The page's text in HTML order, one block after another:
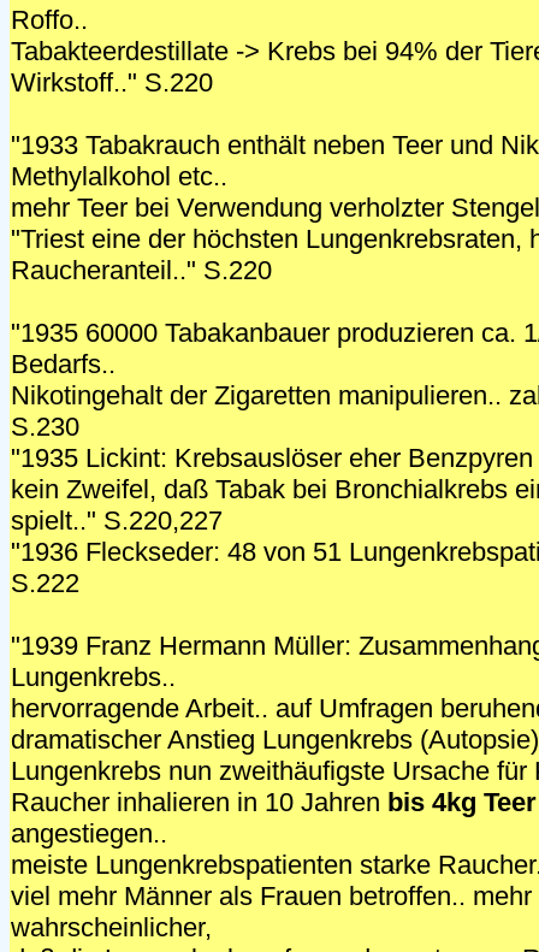
Roffo..
Tabakteerdestillate -> Krebs bei 94% der
Wirkstoff.." S.220
"1933 Tabakrauch enthält neben Teer und
Methylalkohol etc..
mehr Teer bei Verwendung verholzter
"Triest eine der höchsten Lungenkrebsraten,
Raucheranteil.." S.220
"1935 60000 Tabakanbauer produzieren ca.
Bedarfs..
Nikotingehalt der Zigaretten manipulieren..
S.230
"1935 Lickint: Krebsauslöser eher
kein Zweifel, daß Tabak bei Bronchialkrebs
spielt.." S.220,227
"1936 Fleckseder: 48 von 51
S.222
"1939 Franz Hermann Müller:
Lungenkrebs..
hervorragende Arbeit.. auf Umfragen
dramatischer Anstieg Lungenkrebs
Lungenkrebs nun zweithäufigste Ursache für
Raucher inhalieren in 10 Jahren bis 4kg Teer
angestiegen..
meiste Lungenkrebspatienten starke
viel mehr Männer als Frauen betroffen..
wahrscheinlicher,